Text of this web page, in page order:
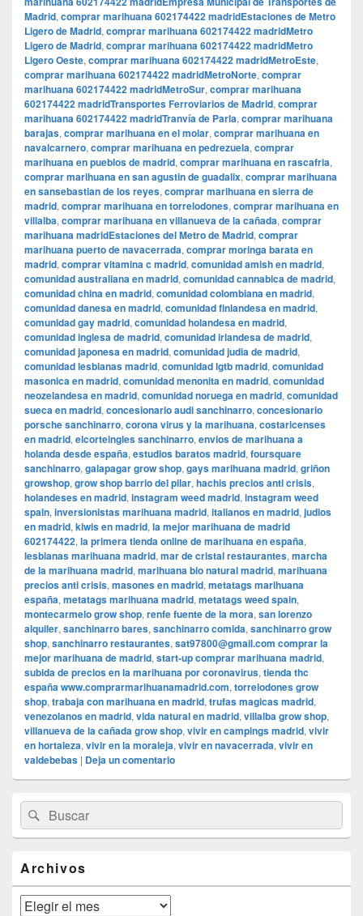
Madrid, comprar marihuana 602174422 madridEstaciones de Metro
Ligero de Madrid, comprar marihuana 602174422 madridMetro
Ligero de Madrid, comprar marihuana 602174422 madridMetro
Ligero Oeste, comprar marihuana 602174422 madridMetroEste,
comprar marihuana 602174422 madridMetroNorte, comprar
marihuana 602174422 madridMetroSur, comprar marihuana
602174422 madridTransportes Ferroviarios de Madrid, comprar
marihuana 602174422 madridTranvía de Parla, comprar marihuana
barajas, comprar marihuana en el molar, comprar marihuana en
navalcarnero, comprar marihuana en pedrezuela, comprar
marihuana en pueblos de madrid, comprar marihuana en rascafria,
comprar marihuana en san agustin de guadalix, comprar marihuana
en sansebastian de los reyes, comprar marihuana en sierra de
madrid, comprar marihuana en torrelodones, comprar marihuana en
villalba, comprar marihuana en villanueva de la cañada, comprar
marihuana madridEstaciones del Metro de Madrid, comprar
marihuana puerto de navacerrada, comprar moringa barata en
madrid, comprar vitamina c madrid, comunidad amish en madrid,
comunidad australiana en madrid, comunidad cannabica de madrid,
comunidad china en madrid, comunidad colombiana en madrid,
comunidad danesa en madrid, comunidad finlandesa en madrid,
comunidad gay madrid, comunidad holandesa en madrid,
comunidad inglesa de madrid, comunidad irlandesa de madrid,
comunidad japonesa en madrid, comunidad judia de madrid,
comunidad lesbianas madrid, comunidad lgtb madrid, comunidad
masonica en madrid, comunidad menonita en madrid, comunidad
neozelandesa en madrid, comunidad noruega en madrid, comunidad
sueca en madrid, concesionario audi sanchinarro, concesionario
porsche sanchinarro, corona virus y la marihuana, costaricenses
en madrid, elcorteingles sanchinarro, envios de marihuana a
holanda desde españa, estudios baratos madrid, foursquare
sanchinarro, galapagar grow shop, gays marihuana madrid, griñon
growshop, grow shop barrio del pilar, hachis precios anti crisis,
holandeses en madrid, instagram weed madrid, instagram weed
spain, inversionistas marihuana madrid, italianos en madrid, judios
en madrid, kiwis en madrid, la mejor marihuana de madrid
602174422, la primera tienda online de marihuana en españa,
lesbianas marihuana madrid, mar de cristal restaurantes, marcha
de la marihuana madrid, marihuana bio natural madrid, marihuana
precios anti crisis, masones en madrid, metatags marihuana
españa, metatags marihuana madrid, metatags weed spain,
montecarmelo grow shop, renfe fuente de la mora, san lorenzo
alquiler, sanchinarro bares, sanchinarro comida, sanchinarro grow
shop, sanchinarro restaurantes, sat97800@gmail.com comprar la
mejor marihuana de madrid, start-up comprar marihuana madrid,
subida de precios en la marihuana por coronavirus, tienda thc
españa www.comprarmarihuanamadrid.com, torrelodones grow
shop, trabaja con marihuana en madrid, trufas magicas madrid,
venezolanos en madrid, vida natural en madrid, villalba grow shop,
villanueva de la cañada grow shop, vivir en campings madrid, vivir
en hortaleza, vivir en la moraleja, vivir en navacerrada, vivir en
valdebebas | Deja un comentario
área
de
widget
lateral
primaria
Buscar
por:
Buscar
Archivos
Archivos